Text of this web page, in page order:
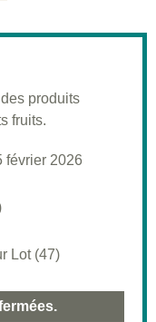
produits
fruits.
février 2026
Lot (47)